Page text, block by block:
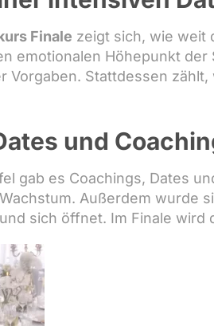
Finale zeigt sich, wie weit
emotionalen Höhepunkt
Vorgaben. Stattdessen
und
gab es Coachings, Dates
Außerdem wurde
sich öffnet. Im Finale